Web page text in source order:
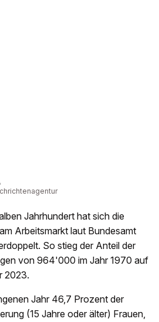
Jahrhundert hat sich die
Arbeitsmarkt laut Bundesamt
So stieg der Anteil der
von 964'000 im Jahr 1970 auf
2023.
Jahr 46,7 Prozent der
(15 Jahre oder älter) Frauen,